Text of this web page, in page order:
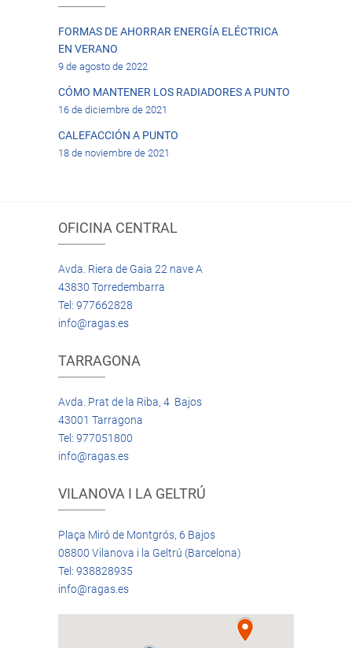
FORMAS DE AHORRAR ENERGÍA ELÉCTRICA
EN VERANO
9 de agosto de 2022
CÓMO MANTENER LOS RADIADORES A PUNTO
16 de diciembre de 2021
CALEFACCIÓN A PUNTO
18 de noviembre de 2021
OFICINA CENTRAL
Avda. Riera de Gaia 22 nave A
43830 Torredembarra
Tel: 977662828
info@ragas.es
TARRAGONA
Avda. Prat de la Riba, 4 Bajos
43001 Tarragona
Tel: 977051800
info@ragas.es
VILANOVA I LA GELTRÚ
Plaça Miró de Montgrós, 6 Bajos
08800 Vilanova i la Geltrú (Barcelona)
Tel: 938828935
info@ragas.es